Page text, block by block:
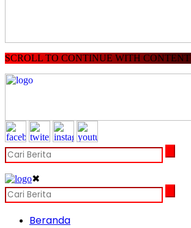
SCROLL TO CONTINUE WITH CONTENT
✖
Beranda